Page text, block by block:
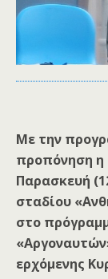
Με την
προπόνηση η
Παρασκευή
σταδίου
στο
ερχόμενης